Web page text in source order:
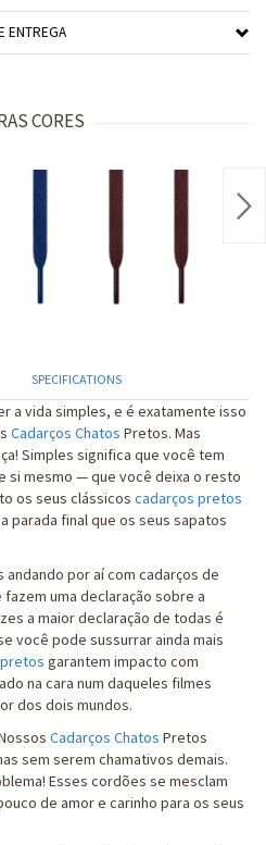
ENTREGA
CORES
SPECIFICATIONS
a vida simples, e é exatamente isso
Cadarços Chatos Pretos. Mas
Simples significa que você tem
si mesmo — que você deixa o resto
os seus clássicos cadarços pretos
parada final que os seus sapatos
por aí com cadarços de
uma declaração sobre a
a maior declaração de todas é
você pode sussurrar ainda mais
garantem impacto com
na cara num daqueles filmes
dos dois mundos.
Cadarços Chatos Pretos
sem serem chamativos demais.
Esses cordões se mesclam
de amor e carinho para os seus